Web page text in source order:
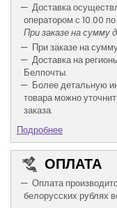
Доставка
оператором с 10.00
При заказе на сумму
При заказе на
Доставка на
Белпочты.
Более детальную
товара можно
заказа.
Подробнее
ОПЛАТА
Оплата
белорусских рублях